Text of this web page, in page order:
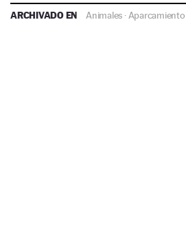
ARCHIVADO EN Animales ·Aparcamiento